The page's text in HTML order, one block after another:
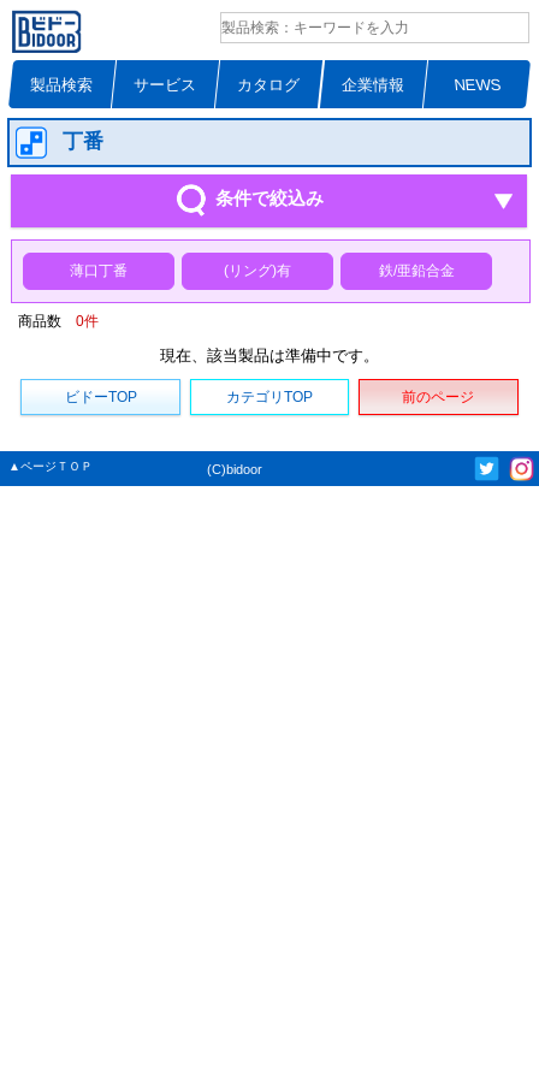
製品検索 サービス カタログ 企業情報 NEWS
丁番
条件で絞込み
薄口丁番 (リング)有 鉄/亜鉛合金
商品数 0件
現在、該当製品は準備中です。
ビドーTOP カテゴリTOP 前のページ
▲ページＴＯＰ (C)bidoor